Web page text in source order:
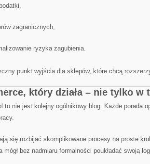
zagranicznych,
ryzyka zagubienia.
punkt wyjścia dla sklepów, które chcą
który działa – nie tylko w
to nie jest kolejny ogólnikowy blog. Każde porada
się rozbijać skomplikowane procesy na proste
mógł bez nadmiaru formalności poukładać swoją